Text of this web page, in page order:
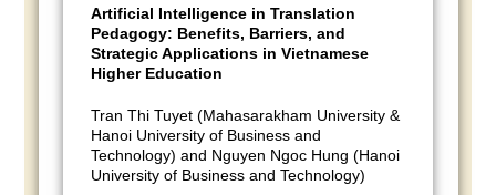
Artificial Intelligence in Translation
Pedagogy: Benefits, Barriers, and
Strategic Applications in Vietnamese
Higher Education
Tran Thi Tuyet (Mahasarakham University &
Hanoi University of Business and
Technology) and Nguyen Ngoc Hung (Hanoi
University of Business and Technology)